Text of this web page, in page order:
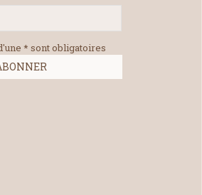
* sont obligatoires